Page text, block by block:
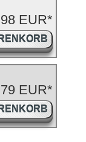
EUR*
EUR*